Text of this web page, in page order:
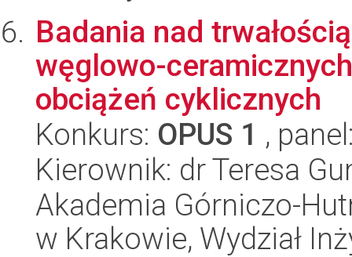
Badania nad
węglowo-
obciążeń cyklicznych
Konkurs: OPUS 1 ,
Kierownik: dr Teresa
Akademia Górniczo-
w Krakowie, Wydział